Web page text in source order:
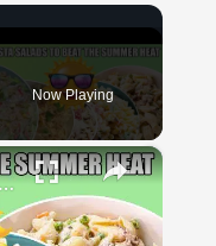
Now Playing
×
YOUR SUMMER GET TOGETHERS